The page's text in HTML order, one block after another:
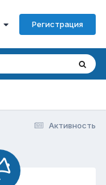
Регистрация
Активность